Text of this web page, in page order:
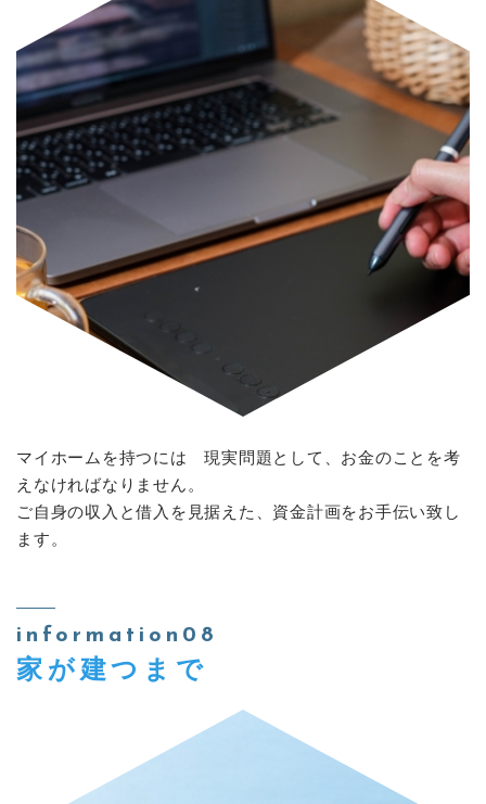
マイホームを持つには 現実問題として、お金のことを考
えなければなりません。
ご自身の収入と借入を見据えた、資金計画をお手伝い致し
ます。
information08
家が建つまで